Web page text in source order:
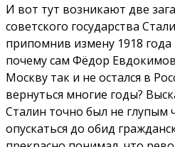
И вот тут возникают две
советского государства
припомнив измену 1918
почему сам Фёдор
Москву так и не остался в
вернуться многие годы?
Сталин точно был не глупым
опускаться до обид